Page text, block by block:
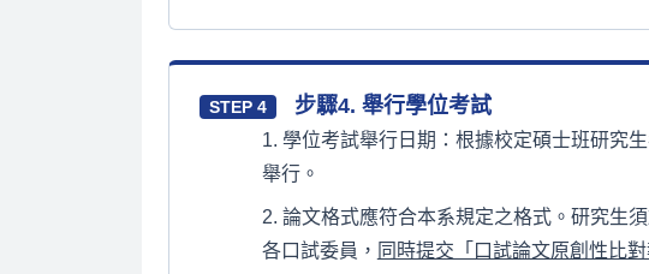
STEP 4 步驟4. 舉行學位考試
學位考試舉行日期：根據校定碩士班研究
舉行。
論文格式應符合本系規定之格式。研究生
各口試委員， 同時提交「口試論文原創性比